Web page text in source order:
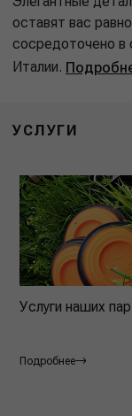
оставят вас
сосредоточено в
Италии.
УСЛУГИ
Услуги наших
Подробнее